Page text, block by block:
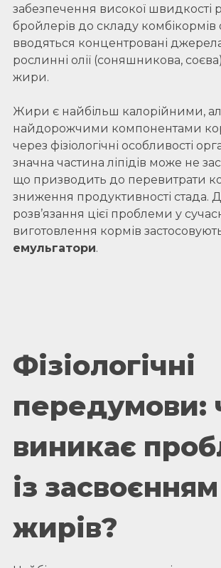
забезпечення високої швидкості
бройлерів до складу комбікормів
вводяться концентровані
рослинні олії (соняшникова,
жири.
Жири є найбільш калорійними,
найдорожчими компонентами
через фізіологічні особливості
значна частина ліпідів може не
що призводить до перевитрати
зниження продуктивності стада.
розв’язання цієї проблеми у
виготовлення кормів
емульгатори.
Фізіологічні
передумови:
виникає
із засвоєнням
жирів?